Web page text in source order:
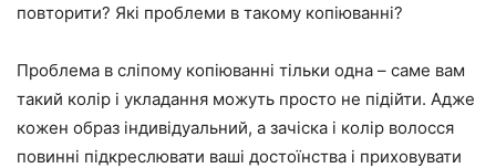
повторити? Які проблеми в такому копіюванні?
Проблема в сліпому копіюванні тільки одна – саме вам
такий колір і укладання можуть просто не підійти. Адже
кожен образ індивідуальний, а зачіска і колір волосся
повинні підкреслювати ваші достоїнства і приховувати